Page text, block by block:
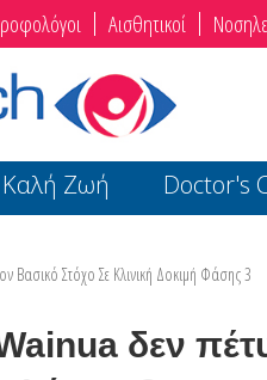
Αισθητικοί
Καλή Ζωή Doctor's
Βασικό Στόχο Σε Κλινική Δοκιμή Φάσης 3
δεν